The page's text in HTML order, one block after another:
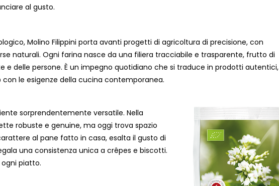
al gusto.
Molino Filippini porta avanti progetti di agricoltura di precisione, con
naturali. Ogni farina nasce da una filiera tracciabile e trasparente, frutto di
e delle persone. È un impegno quotidiano che si traduce in prodotti autentici,
le esigenze della cucina contemporanea.
sorprendentemente versatile. Nella
robuste e genuine, ma oggi trova spazio
al pane fatto in casa, esalta il gusto di
una consistenza unica a crêpes e biscotti.
piatto.